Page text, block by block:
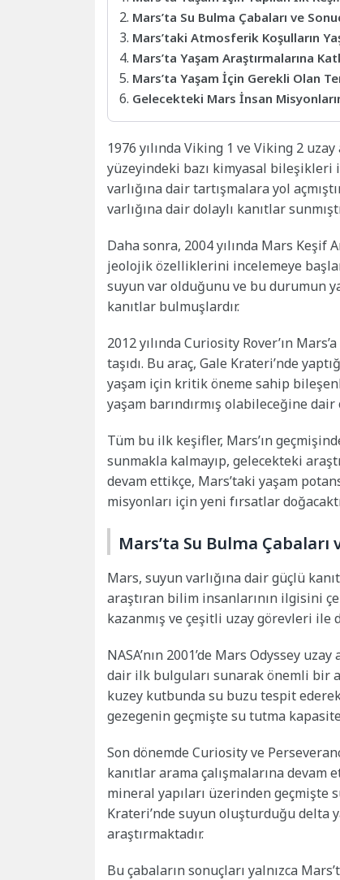
Mars’ta Su Bulma Çabaları ve
Mars’taki Atmosferik Koşulların
Mars’ta Yaşam Araştırmalarına
Mars’ta Yaşam İçin Gerekli Olan
Gelecekteki Mars İnsan
1976 yılında Viking 1 ve Viking 2
yüzeyindeki bazı kimyasal bileşikleri
varlığına dair tartışmalara yol
varlığına dair dolaylı kanıtlar
Daha sonra, 2004 yılında Mars Keşif
jeolojik özelliklerini incelemeye
suyun var olduğunu ve bu durumun
kanıtlar bulmuşlardır.
2012 yılında Curiosity Rover’ın
taşıdı. Bu araç, Gale Krateri’nde
yaşam için kritik öneme sahip
yaşam barındırmış olabileceğine
Tüm bu ilk keşifler, Mars’ın
sunmakla kalmayıp, gelecekteki
devam ettikçe, Mars’taki yaşam
misyonları için yeni fırsatlar
Mars’ta Su Bulma Çabaları
Mars, suyun varlığına dair güçlü
araştıran bilim insanlarının ilgisini
kazanmış ve çeşitli uzay görevleri ile
NASA’nın 2001’de Mars Odyssey
dair ilk bulguları sunarak önemli bir
kuzey kutbunda su buzu tespit
gezegenin geçmişte su tutma
Son dönemde Curiosity ve
kanıtlar arama çalışmalarına devam
mineral yapıları üzerinden geçmişte
Krateri’nde suyun oluşturduğu delta
araştırmaktadır.
Bu çabaların sonuçları yalnızca